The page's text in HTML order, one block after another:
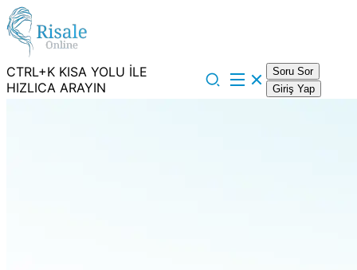
CTRL+K KISA YOLU İLE
HIZLICA ARAYIN
Soru Sor
Giriş Yap